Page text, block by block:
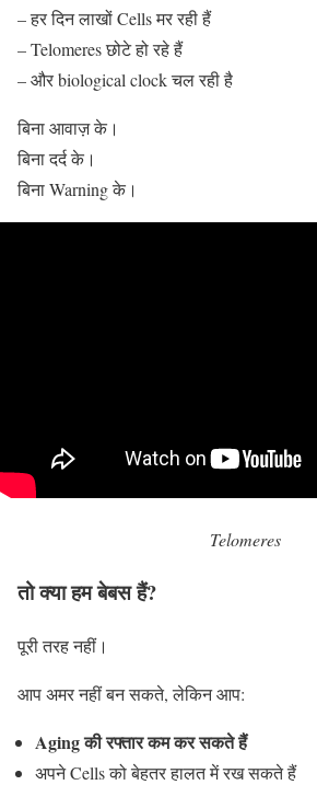
– हर दिन लाखों Cells मर रही हैं
– Telomeres छोटे हो रहे हैं
– और biological clock चल रही है
बिना आवाज़ के।
बिना दर्द के।
बिना Warning के।
Telomeres
तो क्या हम बेबस हैं?
पूरी तरह नहीं।
आप अमर नहीं बन सकते, लेकिन आप:
Aging की रफ्तार कम कर सकते हैं
अपने Cells को बेहतर हालत में रख सकते हैं